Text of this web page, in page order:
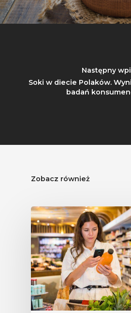
Następny
Soki w diecie Polaków.
badań
Zobacz również